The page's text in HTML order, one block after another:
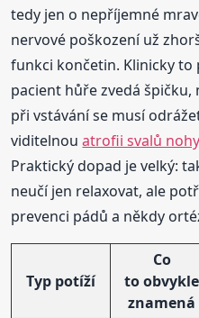
tedy jen o nepříjemné
nervové poškození už
funkci končetin. Klinicky
pacient hůře zvedá špičku,
při vstávání se musí
viditelnouatrofii svalů
Praktický dopad je velký:
neučí jen relaxovat, ale
prevenci pádů a někdy
Typ potíží
Co
to obvykle
znamená